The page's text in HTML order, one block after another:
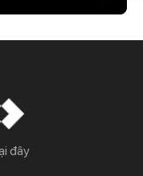
trị hàng ngày
đây